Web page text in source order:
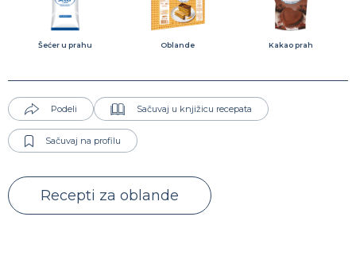
Šećer u prahu Oblande Kakao prah
Podeli Sačuvaj u knjižicu recepata
Sačuvaj na profilu
Recepti za oblande